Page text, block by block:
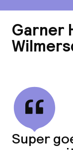
Garner
Super